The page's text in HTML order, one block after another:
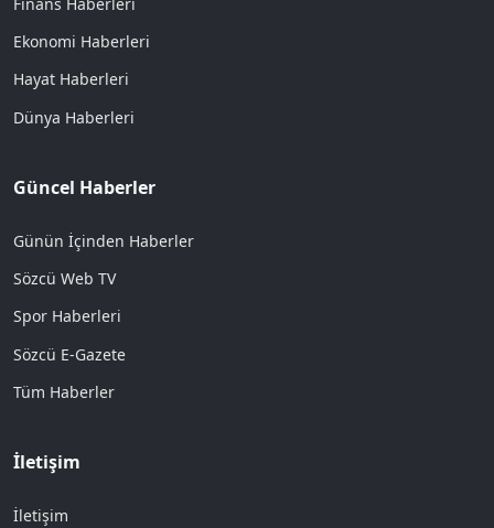
Ekonomi Haberleri
Hayat Haberleri
Dünya Haberleri
Güncel Haberler
Günün İçinden Haberler
Sözcü Web TV
Spor Haberleri
Sözcü E-Gazete
Tüm Haberler
İletişim
İletişim